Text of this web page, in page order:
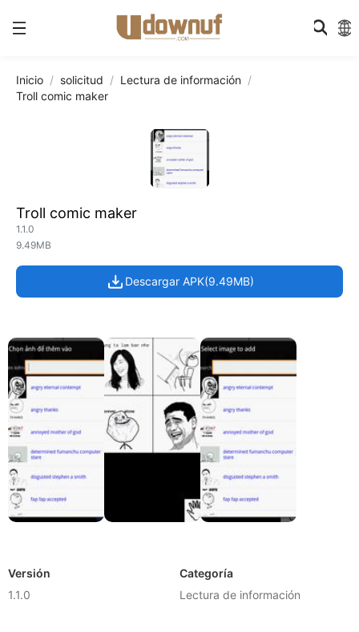
Inicio solicitud
Lectura de información
Troll comic maker
Troll comic maker
1.1.0
9.49MB
Descargar APK(9.49MB)
Versión
1.1.0
Categoría
Lectura de información